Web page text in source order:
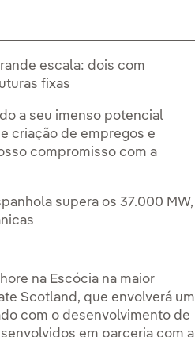
escala: dois com
fixas
a seu imenso potencial
criação de empregos e
compromisso com a
supera os 37.000 MW,
na Escócia na maior
Scotland, que envolverá um
com o desenvolvimento de